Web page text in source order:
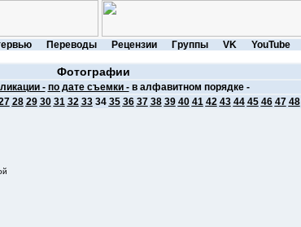
Переводы Рецензии Группы VK YouTube
Фотографии
- по дате съемки -в алфавитном порядке -
28 29 30 31 32 3334 35 36 37 38 39 40 41 42 43 44 45 46 47 48